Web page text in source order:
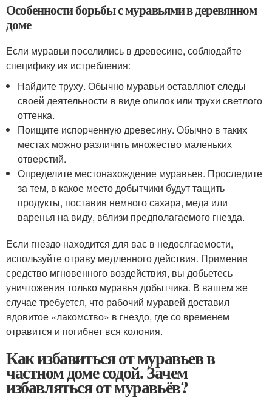
Особенности борьбы с муравьями в деревянном
доме
Если муравьи поселились в древесине, соблюдайте
специфику их истребления:
Найдите труху. Обычно муравьи оставляют следы
своей деятельности в виде опилок или трухи светлого
оттенка.
Поищите испорченную древесину. Обычно в таких
местах можно различить множество маленьких
отверстий.
Определите местонахождение муравьев. Проследите
за тем, в какое место добытчики будут тащить
продукты, поставив немного сахара, меда или
варенья на виду, вблизи предполагаемого гнезда.
Если гнездо находится для вас в недосягаемости,
используйте отраву медленного действия. Применив
средство мгновенного воздействия, вы добьетесь
уничтожения только муравья добытчика. В вашем же
случае требуется, что рабочий муравей доставил
ядовитое «лакомство» в гнездо, где со временем
отравится и погибнет вся колония.
Как избавиться от муравьев в
частном доме содой. Зачем
избавляться от муравьёв?